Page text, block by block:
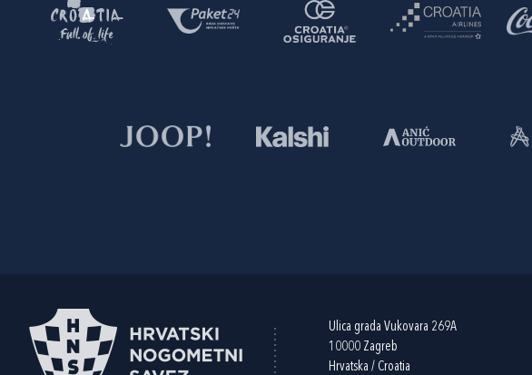
Ulica grada Vukovara 269A
10000 Zagreb
Hrvatska / Croatia